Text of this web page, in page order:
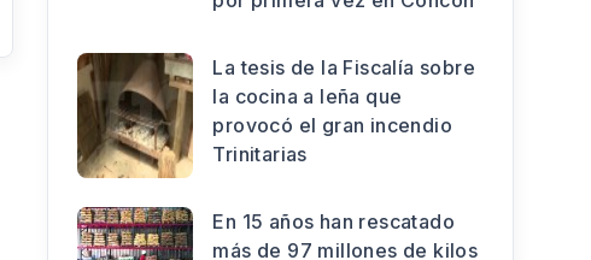
La tesis de la Fiscalía sobre
la cocina a leña que
provocó el gran incendio
Trinitarias
En 15 años han rescatado
más de 97 millones de kilos